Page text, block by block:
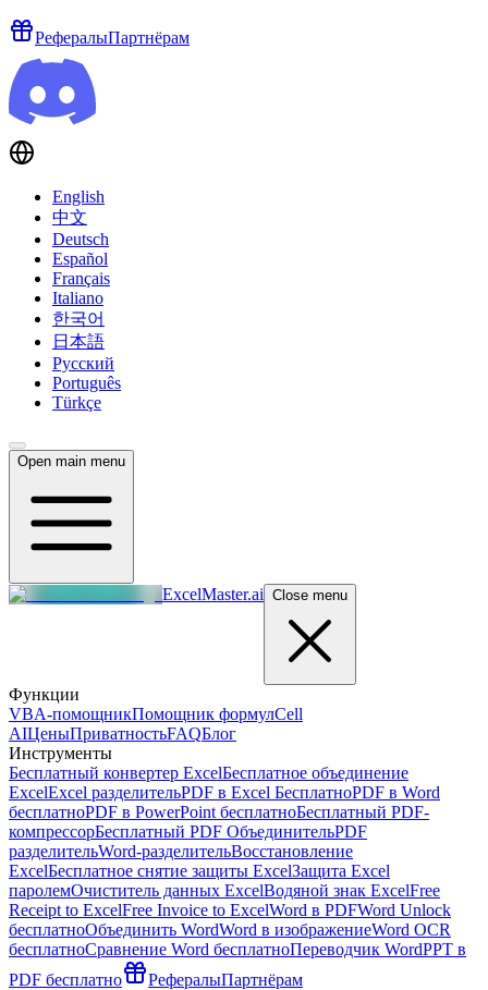
РефералыПартнёрам
English
中文
Deutsch
Español
Français
Italiano
한국어
日本語
Русский
Português
Türkçe
Open main menu
ExcelMaster.ai Close menu
Функции
VBA-помощникПомощник формулCell
AIЦеныПриватностьFAQБлог
Инструменты
Бесплатный конвертер ExcelБесплатное объединение
ExcelExcel разделительPDF в Excel БесплатноPDF в Word
бесплатноPDF в PowerPoint бесплатноБесплатный PDF-
компрессорБесплатный PDF ОбъединительPDF
разделительWord-разделительВосстановление
ExcelБесплатное снятие защиты ExcelЗащита Excel
паролемОчиститель данных ExcelВодяной знак ExcelFree
Receipt to ExcelFree Invoice to ExcelWord в PDFWord Unlock
бесплатноОбъединить WordWord в изображениеWord OCR
бесплатноСравнение Word бесплатноПереводчик WordPPT в
PDF бесплатно
РефералыПартнёрам